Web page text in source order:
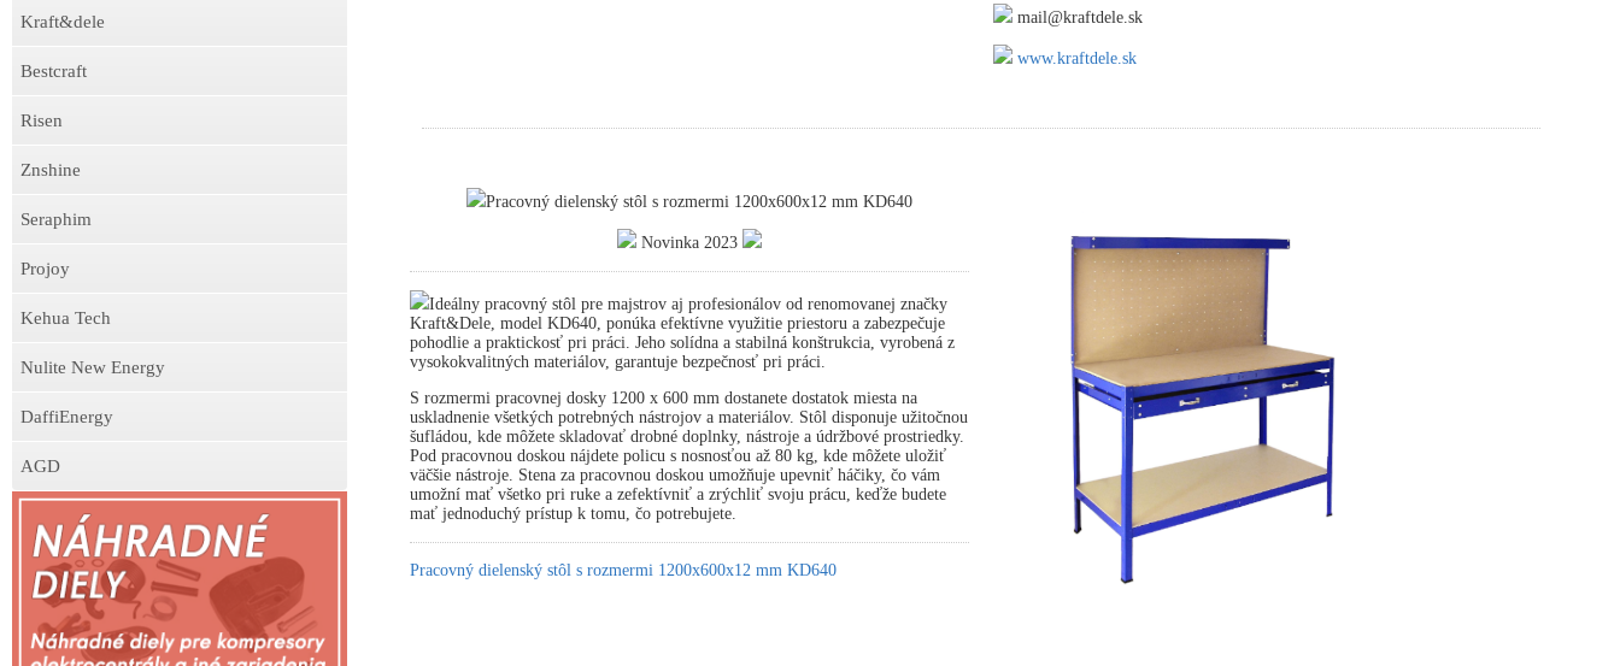
Kraft&dele
Bestcraft
Risen
Znshine
Seraphim
Projoy
Kehua Tech
Nulite New Energy
DaffiEnergy
AGD
mail@kraftdele.sk
www.kraftdele.sk
Pracovný dielenský stôl s rozmermi 1200x600x12 mm KD640
Novinka 2023
Ideálny pracovný stôl pre majstrov aj profesionálov od renomovanej značky
Kraft&Dele, model KD640, ponúka efektívne využitie priestoru a zabezpečuje
pohodlie a praktickosť pri práci. Jeho solídna a stabilná konštrukcia, vyrobená z
vysokokvalitných materiálov, garantuje bezpečnosť pri práci.
S rozmermi pracovnej dosky 1200 x 600 mm dostanete dostatok miesta na
uskladnenie všetkých potrebných nástrojov a materiálov. Stôl disponuje užitočnou
šufládou, kde môžete skladovať drobné doplnky, nástroje a údržbové prostriedky.
Pod pracovnou doskou nájdete policu s nosnosťou až 80 kg, kde môžete uložiť
väčšie nástroje. Stena za pracovnou doskou umožňuje upevniť háčiky, čo vám
umožní mať všetko pri ruke a zefektívniť a zrýchliť svoju prácu, keďže budete
mať jednoduchý prístup k tomu, čo potrebujete.
Pracovný dielenský stôl s rozmermi 1200x600x12 mm KD640